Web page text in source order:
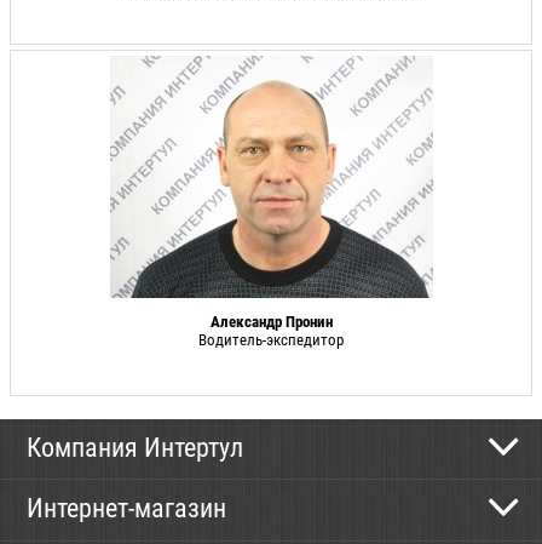
Александр Пронин
Водитель-экспедитор
Компания Интертул
Новости
Интернет-магазин